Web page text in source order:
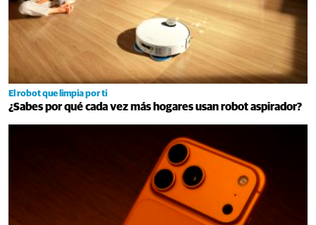
El robot que limpia por ti
¿Sabes por qué cada vez más hogares usan robot aspirador?